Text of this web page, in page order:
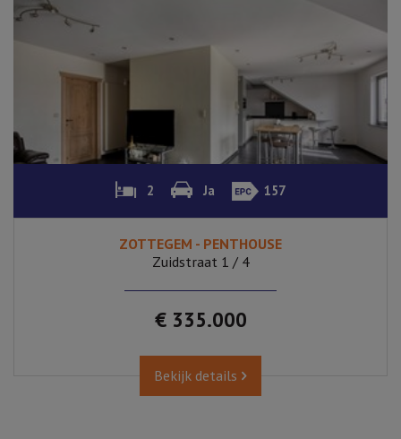
2 Ja 157
ZOTTEGEM - PENTHOUSE
Zuidstraat 1 / 4
€ 335.000
Bekijk details